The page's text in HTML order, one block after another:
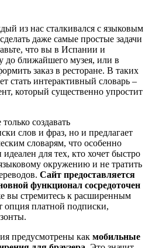
из нас сталкивался с языковым
даже самые простые задачи
что вы в Испании и
до ближайшего музея, или в
заказ в ресторане. В таких
стать интерактивный словарь –
который существенно упростит
создавать
слов и фраз, но и предлагает
словарям, что особенно
для тех, кто хочет быстро
окружению и не тратить
Сайт предоставляется
функционал сосредоточен
вы стремитесь к расширенным
опция платной подписки,
предусмотрены как мобильные